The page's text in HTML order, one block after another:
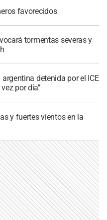
favorecidos
tormentas severas y
detenida por el ICE
por día"
y fuertes vientos en la